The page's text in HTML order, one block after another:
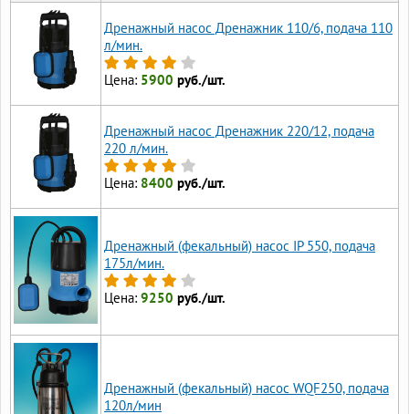
Дренажный насос Дренажник 110/6, подача 110
л/мин.
Цена: 5900 руб./шт.
Дренажный насос Дренажник 220/12, подача
220 л/мин.
Цена: 8400 руб./шт.
Дренажный (фекальный) насос IP 550, подача
175л/мин.
Цена: 9250 руб./шт.
Дренажный (фекальный) насос WQF250, подача
120л/мин